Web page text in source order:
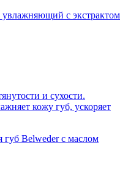
с экстрактом
и сухости.
кожу губ, ускоряет
Belweder с маслом